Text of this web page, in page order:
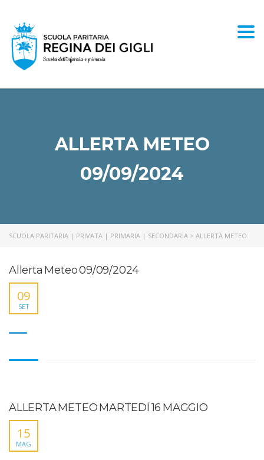
ALLERTA METEO
09/09/2024
SCUOLA PARITARIA | PRIVATA | PRIMARIA | SECONDARIA > ALLERTA METEO
Allerta Meteo 09/09/2024
09
SET
ALLERTA METEO MARTEDÌ 16 MAGGIO
15
MAG